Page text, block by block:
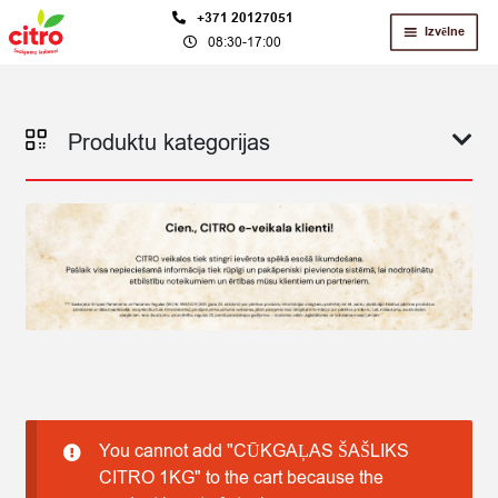
Skip
to
Skip
to
+371 20127051
08:30-17:00
Izvēlne
Produktu kategorijas
You cannot add "CŪKGAĻAS ŠAŠLIKS
CITRO 1KG" to the cart because the